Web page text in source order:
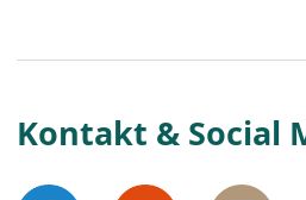
Kontakt & Social